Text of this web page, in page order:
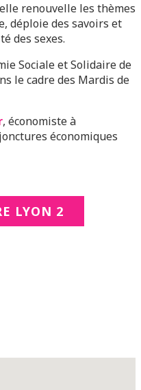
renouvelle les thèmes
déploie des savoirs et
des sexes.
Sociale et Solidaire de
le cadre des Mardis de
, économiste à
économiques
LYON 2